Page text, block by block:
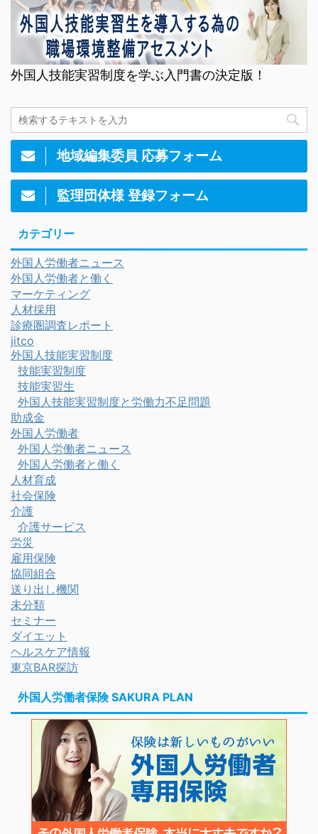
外国人技能実習制度を学ぶ入門書の決定版！
地域編集委員 応募フォーム
監理団体様 登録フォーム
カテゴリー
外国人労働者ニュース
外国人労働者と働く
マーケティング
人材採用
診療圏調査レポート
jitco
外国人技能実習制度
技能実習制度
技能実習生
外国人技能実習制度と労働力不足問題
助成金
外国人労働者
外国人労働者ニュース
外国人労働者と働く
人材育成
社会保険
介護
介護サービス
労災
雇用保険
協同組合
送り出し機関
未分類
セミナー
ダイエット
ヘルスケア情報
東京BAR探訪
外国人労働者保険 SAKURA PLAN